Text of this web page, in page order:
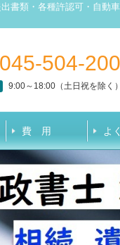
書類・各種許認可・自動
045-504-
9:00～18:00（土日祝を除く）
費 用 よ